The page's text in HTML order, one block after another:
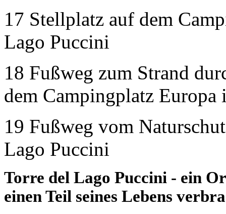
17 Stellplatz auf dem
Lago Puccini
18 Fußweg zum Strand
dem Campingplatz
19 Fußweg vom
Lago Puccini
Torre del Lago Puccini - ein
einen Teil seines Lebens